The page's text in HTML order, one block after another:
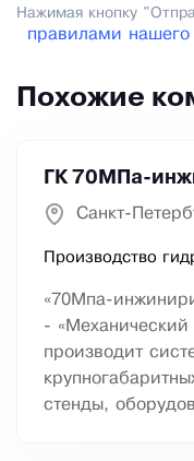
Нажимая кнопку
правилами нашего
Похожие
ГК 70МПа-
Санкт-
Производство
«70Мпа-
- «Механический
производит
стенды,